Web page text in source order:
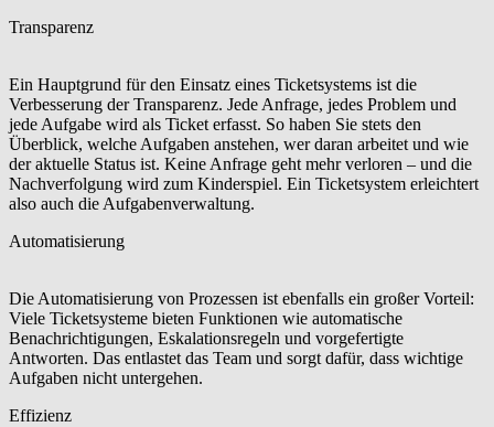
Transparenz
Ein Hauptgrund für den Einsatz eines Ticketsystems ist die
Verbesserung der Transparenz. Jede Anfrage, jedes Problem und
jede Aufgabe wird als Ticket erfasst. So haben Sie stets den
Überblick, welche Aufgaben anstehen, wer daran arbeitet und wie
der aktuelle Status ist. Keine Anfrage geht mehr verloren – und die
Nachverfolgung wird zum Kinderspiel. Ein Ticketsystem erleichtert
also auch die Aufgabenverwaltung.
Automatisierung
Die Automatisierung von Prozessen ist ebenfalls ein großer Vorteil:
Viele Ticketsysteme bieten Funktionen wie automatische
Benachrichtigungen, Eskalationsregeln und vorgefertigte
Antworten. Das entlastet das Team und sorgt dafür, dass wichtige
Aufgaben nicht untergehen.
Effizienz